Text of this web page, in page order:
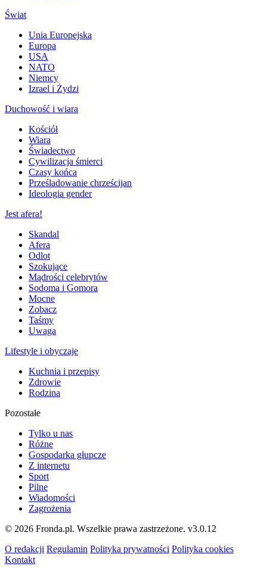
Świat
Unia Europejska
Europa
USA
NATO
Niemcy
Izrael i Żydzi
Duchowość i wiara
Kościół
Wiara
Świadectwo
Cywilizacja śmierci
Czasy końca
Prześladowanie chrześcijan
Ideologia gender
Jest afera!
Skandal
Afera
Odlot
Szokujące
Mądrości celebrytów
Sodoma i Gomora
Mocne
Zobacz
Taśmy
Uwaga
Lifestyle i obyczaje
Kuchnia i przepisy
Zdrowie
Rodzina
Pozostałe
Tylko u nas
Różne
Gospodarka głupcze
Z internetu
Sport
Pilne
Wiadomości
Zagrożenia
© 2026 Fronda.pl. Wszelkie prawa zastrzeżone. v3.0.12
O redakcji Regulamin Polityka prywatności Polityka cookies
Kontakt